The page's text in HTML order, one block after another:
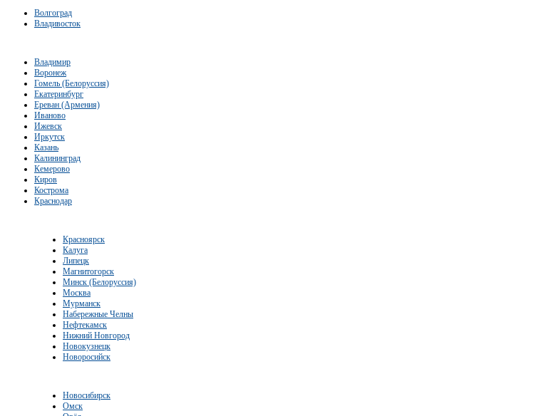
Волгоград
Владивосток
Владимир
Воронеж
Гомель (Белоруссия)
Екатеринбург
Ереван (Армения)
Иваново
Ижевск
Иркутск
Казань
Калининград
Кемерово
Киров
Кострома
Краснодар
Красноярск
Калуга
Липецк
Магнитогорск
Минск (Белоруссия)
Москва
Мурманск
Набережные Челны
Нефтекамск
Нижний Новгород
Новокузнецк
Новоросийск
Новосибирск
Омск